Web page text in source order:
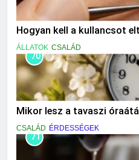
Hogyan kell a kullancsot
ÁLLATOK CSALÁD
70
Mikor lesz a tavaszi
CSALÁD ÉRDESSÉGEK
71